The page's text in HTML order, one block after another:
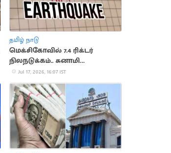
தமிழ் நாடு
மெக்சிகோவில் 7.4 ரிக்டர்
நிலநடுக்கம்.. சுனாமி
எச்சரிக்கையால் மக்கள் பீதி
Jul 17, 2026, 16:07 IST